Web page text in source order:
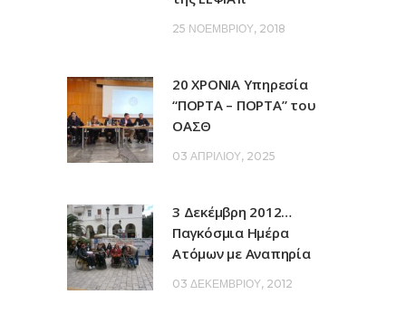
25 ΝΟΕΜΒΡΊΟΥ, 2018
20 ΧΡΟΝΙΑ Υπηρεσία
“ΠΟΡΤΑ – ΠΟΡΤΑ” του
ΟΑΣΘ
03 ΑΠΡΙΛΊΟΥ, 2025
3 Δεκέμβρη 2012…
Παγκόσμια Ημέρα
Ατόμων με Αναπηρία
03 ΔΕΚΕΜΒΡΊΟΥ, 2012